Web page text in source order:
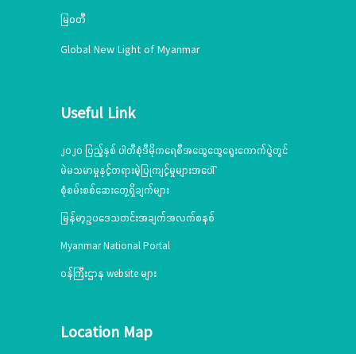
မြဝတီ
Global New Light of Myanmar
Useful Link
၂၀၂၀ ပြည့်နှစ် ပါတီစုံဒီမိုကရေစီအထွေထွေရွေးကောက်ပွဲတွင်
မဲမသမာမှုနှင့်တရားမဲ့ပြုကျင့်မှုများအပေါ်
စုံစမ်းစစ်ဆေးတွေ့ရှိချက်များ
မြန်မာ့ဥပဒေသတင်းအချက်အလက်စနစ်
Myanmar National Portal
ဝန်ကြီးဌာန website များ
Location Map